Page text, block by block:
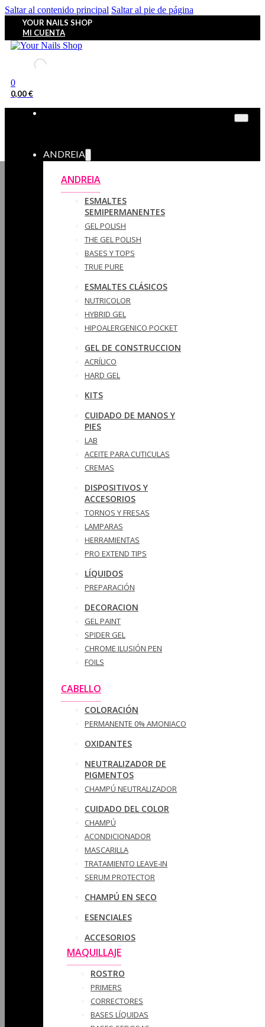
Saltar al contenido principal Saltar al pie de página
YOUR NAILS SHOP
MI CUENTA
0
0,00€
ANDREIA
ANDREIA
ESMALTES
SEMIPERMANENTES
GEL POLISH
THE GEL POLISH
BASES Y‎ TOPS
TRUE PURE
ESMALTES CLÁSICOS
NUTRICOLOR
HYBRID GEL
HIPOALERGENICO POCKET
GEL DE CONSTRUCCION
ACRÍLICO
HARD GEL
KITS
CUIDADO DE MANOS Y
PIES
LAB
ACEITE PARA CUTICULAS
CREMAS
DISPOSITIVOS Y
ACCESORIOS
TORNOS Y FRESAS
LAMPARAS
HERRAMIENTAS
PRO EXTEND TIPS
LÍQUIDOS
PREPARACIÓN
DECORACION
GEL PAINT
SPIDER GEL
CHROME ILUSIÓN PEN
FOILS
CABELLO
COLORACIÓN
PERMANENTE 0% AMONIACO
OXIDANTES
NEUTRALIZADOR DE
PIGMENTOS
CHAMPÚ NEUTRALIZADOR
CUIDADO DEL COLOR
CHAMPÚ
ACONDICIONADOR
MASCARILLA
TRATAMIENTO LEAVE-IN
SERUM PROTECTOR
CHAMPÚ EN SECO
ESENCIALES
ACCESORIOS
MAQUILLAJE
ROSTRO
PRIMERS
CORRECTORES
BASES LÍQUIDAS